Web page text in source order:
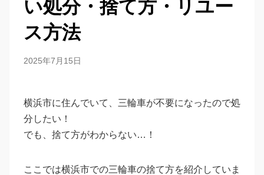
い処分・捨て方・リユー
ス方法
2025年7月15日
横浜市に住んでいて、三輪車が不要になったので処
分したい！
でも、捨て方がわからない…！
ここでは横浜市での三輪車の捨て方を紹介していま